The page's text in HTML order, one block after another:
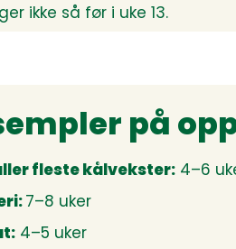
ikke så før i uke 13.
på
fleste kålvekster: 4–6
7–8 uker
4–5 uker